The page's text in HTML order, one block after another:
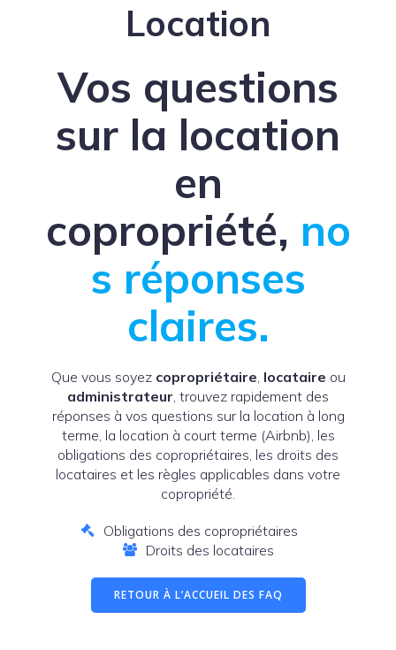
Location
Vos questions
sur la location
en
copropriété, no
s réponses
claires.
Que vous soyez copropriétaire, locataire ou
administrateur, trouvez rapidement des
réponses à vos questions sur la location à long
terme, la location à court terme (Airbnb), les
obligations des copropriétaires, les droits des
locataires et les règles applicables dans votre
copropriété.
Obligations des copropriétaires
Droits des locataires
RETOUR À L’ACCUEIL DES FAQ